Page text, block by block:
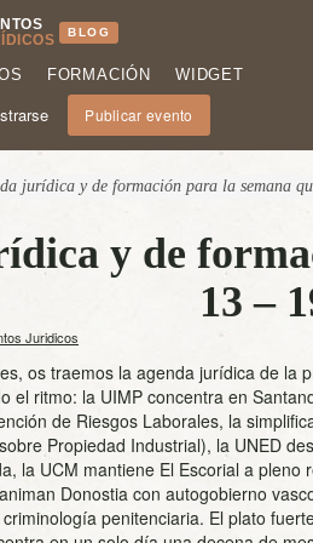
BLOG
FORMACIÓN WIDGET
Publicar evento
jurídica y de formación para la semana
y de
13 –
Juridicos
os traemos la agenda jurídica de la
el ritmo: la UIMP concentra en
de Riesgos Laborales, la
Propiedad Industrial), la UNED
la UCM mantiene El Escorial a pleno
Donostia con autogobierno
penitenciaria. El plato